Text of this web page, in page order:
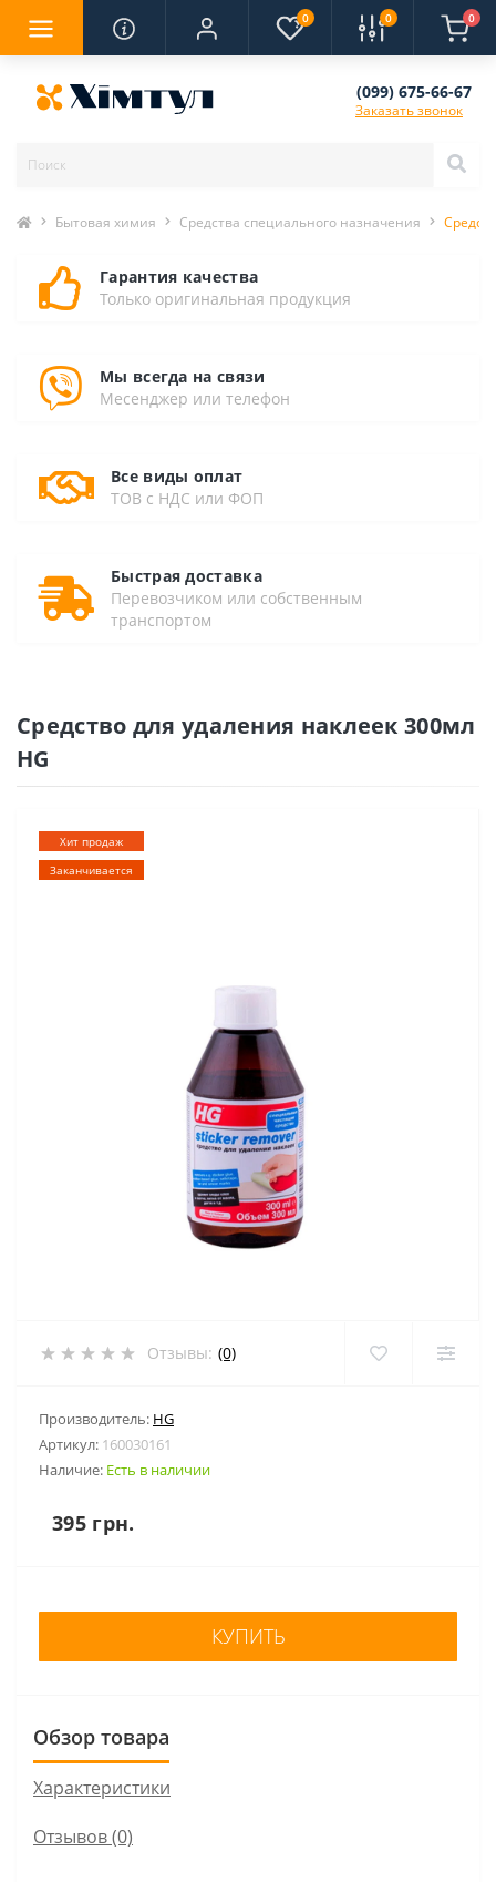
0 0 0
(099) 675-66-67
Заказать звонок
Бытовая химия Средства специального назначения
Гарантия качества
Только оригинальная продукция
Мы всегда на связи
Месенджер или телефон
Все виды оплат
ТОВ с НДС или ФОП
Быстрая доставка
Перевозчиком или собственным
транспортом
Средство для удаления наклеек 300мл
HG
Хит продаж
Заканчивается
Отзывы: (0)
Производитель: HG
Артикул: 160030161
Наличие: Есть в наличии
395 грн.
КУПИТЬ
Обзор товара
Характеристики
Отзывов (0)